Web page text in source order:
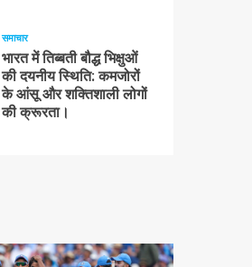
समाचार
भारत में तिब्बती बौद्ध भिक्षुओं
की दयनीय स्थिति: कमजोरों
के आंसू और शक्तिशाली लोगों
की क्रूरता।